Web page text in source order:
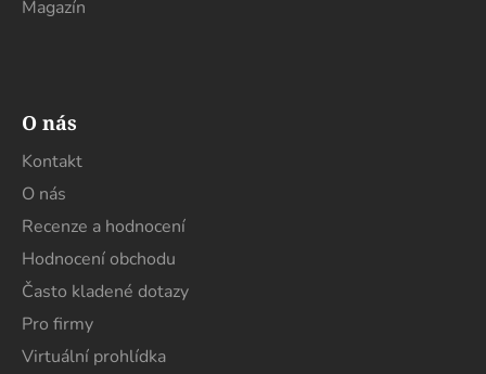
Magazín
O nás
Kontakt
O nás
Recenze a hodnocení
Hodnocení obchodu
Často kladené dotazy
Pro firmy
Virtuální prohlídka